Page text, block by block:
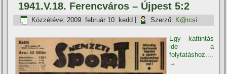
1941.V.18. Ferencváros – Újpest 5:2
Közzétéve: 2009. február 10. kedd Szerző: K@rcsi
Egy kattintás
ide a
folytatáshoz....
→